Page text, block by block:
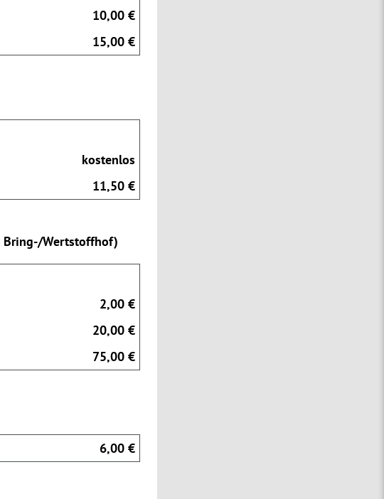
10,00 €
15,00 €
kostenlos
11,50 €
Bring-/Wertstoffhof)
2,00 €
20,00 €
75,00 €
6,00 €